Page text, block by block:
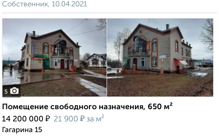
Собственник, 10.04.2021
5
Помещение свободного назначения, 650 м²
14 200 000 ₽ 21 900 ₽ за м²
Гагарина 15